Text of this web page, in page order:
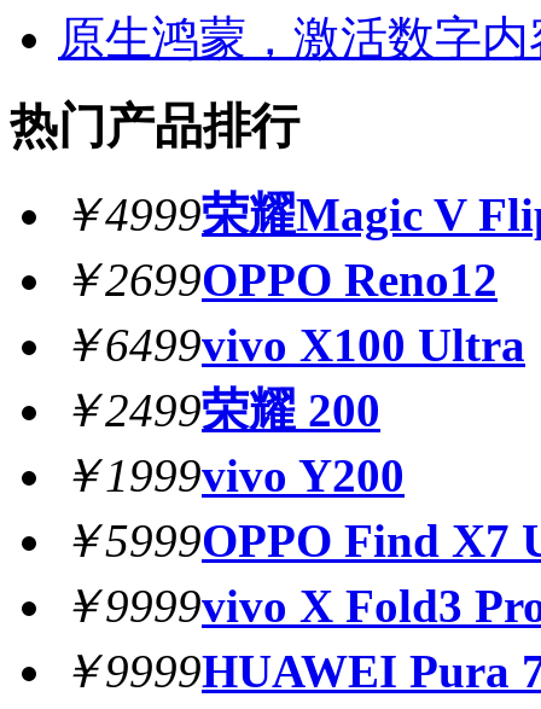
原生鸿蒙，激活数字
热门产品排行
￥4999荣耀Magic V
￥2699OPPO Reno12
￥6499vivo X100 Ultra
￥2499荣耀 200
￥1999vivo Y200
￥5999OPPO Find X7
￥9999vivo X Fold3
￥9999HUAWEI Pura